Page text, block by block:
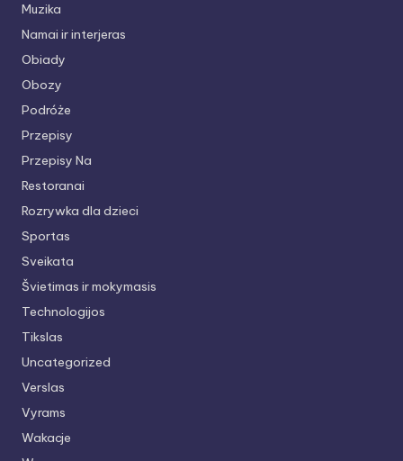
Muzika
Namai ir interjeras
Obiady
Obozy
Podróże
Przepisy
Przepisy Na
Restoranai
Rozrywka dla dzieci
Sportas
Sveikata
Švietimas ir mokymasis
Technologijos
Tikslas
Uncategorized
Verslas
Vyrams
Wakacje